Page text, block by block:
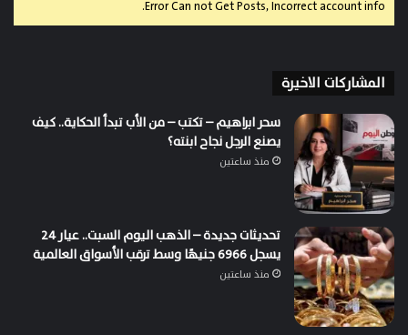
Error Can not Get Posts, Incorrect account info.
المشاركات الاخيرة
سحر ابراهيم – تكتب – من الأب تبدأ الحكاية.. كيف
يصنع الرجل نجاح ابنته؟
منذ ساعتين
تحديثات جديدة – الذهب اليوم السبت.. عيار 24
يسجل 6966 جنيهًا وسط ترقب الأسواق العالمية
منذ ساعتين